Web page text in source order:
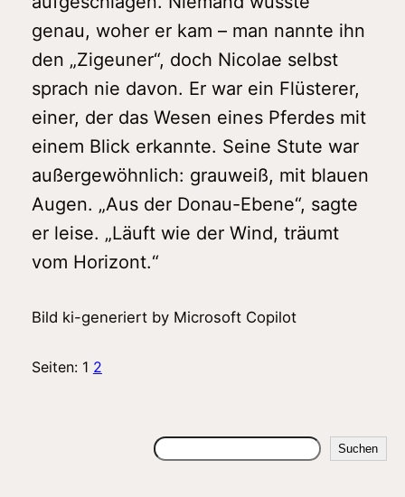
genau, woher er kam – man nannte ihn
den „Zigeuner“, doch Nicolae selbst
sprach nie davon. Er war ein Flüsterer,
einer, der das Wesen eines Pferdes mit
einem Blick erkannte. Seine Stute war
außergewöhnlich: grauweiß, mit blauen
Augen. „Aus der Donau-Ebene“, sagte
er leise. „Läuft wie der Wind, träumt
vom Horizont.“
Bild ki-generiert by Microsoft Copilot
Seiten: 1 2
Suchen